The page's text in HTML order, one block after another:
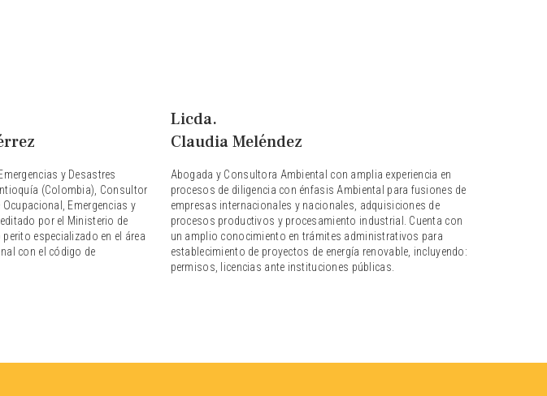
y Desastres
(Colombia), Consultor
Ocupacional, Emergencias y
por el Ministerio de
especializado en el área
con el código de
Licda.
Claudia Meléndez
Abogada y Consultora Ambiental con amplia experiencia en
procesos de diligencia con énfasis Ambiental para fusiones de
empresas internacionales y nacionales, adquisiciones de
procesos productivos y procesamiento industrial. Cuenta con
un amplio conocimiento en trámites administrativos para
establecimiento de proyectos de energía renovable, incluyendo:
permisos, licencias ante instituciones públicas.